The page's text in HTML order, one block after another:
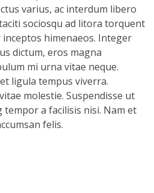
varius, ac interdum libero
sociosqu ad litora torquent
himenaeos. Integer
dictum, eros magna
mi urna vitae neque.
ligula tempus viverra.
molestie. Suspendisse ut
a facilisis nisi. Nam et
felis.